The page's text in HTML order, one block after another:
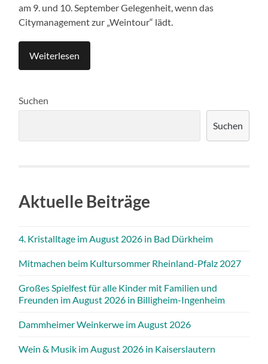
am 9. und 10. September Gelegenheit, wenn das
Citymanagement zur „Weintour“ lädt.
Weiterlesen
Suchen
Suchen
Aktuelle Beiträge
4. Kristalltage im August 2026 in Bad Dürkheim
Mitmachen beim Kultursommer Rheinland-Pfalz 2027
Großes Spielfest für alle Kinder mit Familien und
Freunden im August 2026 in Billigheim-Ingenheim
Dammheimer Weinkerwe im August 2026
Wein & Musik im August 2026 in Kaiserslautern